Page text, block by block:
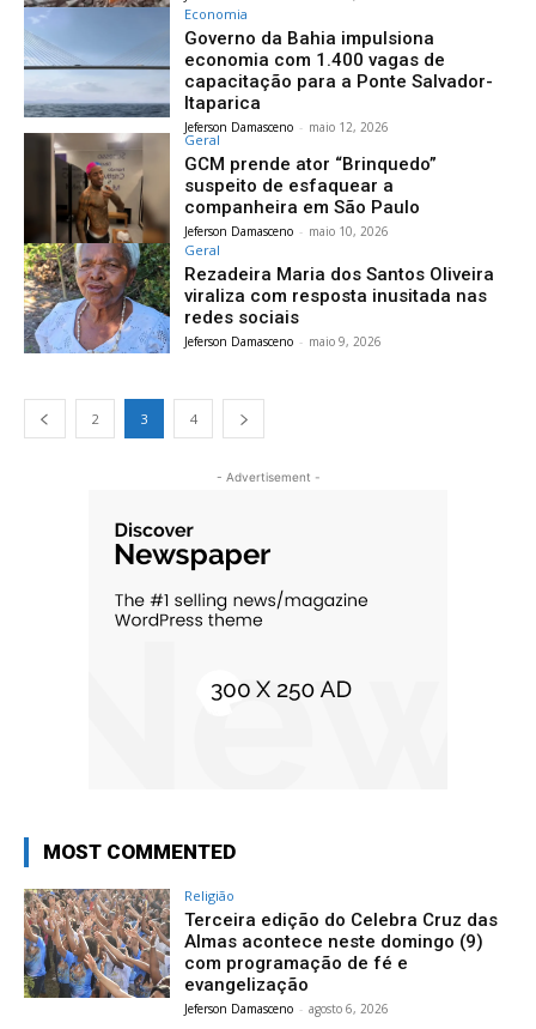
Economia
Governo da Bahia impulsiona
economia com 1.400 vagas de
capacitação para a Ponte Salvador-
Itaparica
Jeferson Damasceno - maio 12, 2026
Geral
GCM prende ator “Brinquedo”
suspeito de esfaquear a
companheira em São Paulo
Jeferson Damasceno - maio 10, 2026
Geral
Rezadeira Maria dos Santos Oliveira
viraliza com resposta inusitada nas
redes sociais
Jeferson Damasceno - maio 9, 2026
2 3 4
- Advertisement -
MOST COMMENTED
Religião
Terceira edição do Celebra Cruz das
Almas acontece neste domingo (9)
com programação de fé e
evangelização
Jeferson Damasceno - agosto 6, 2026